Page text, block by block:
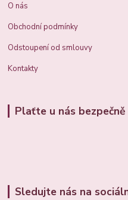
O nás
Obchodní podmínky
Odstoupení od smlouvy
Kontakty
Plaťte u nás bezpečně
Sledujte nás na